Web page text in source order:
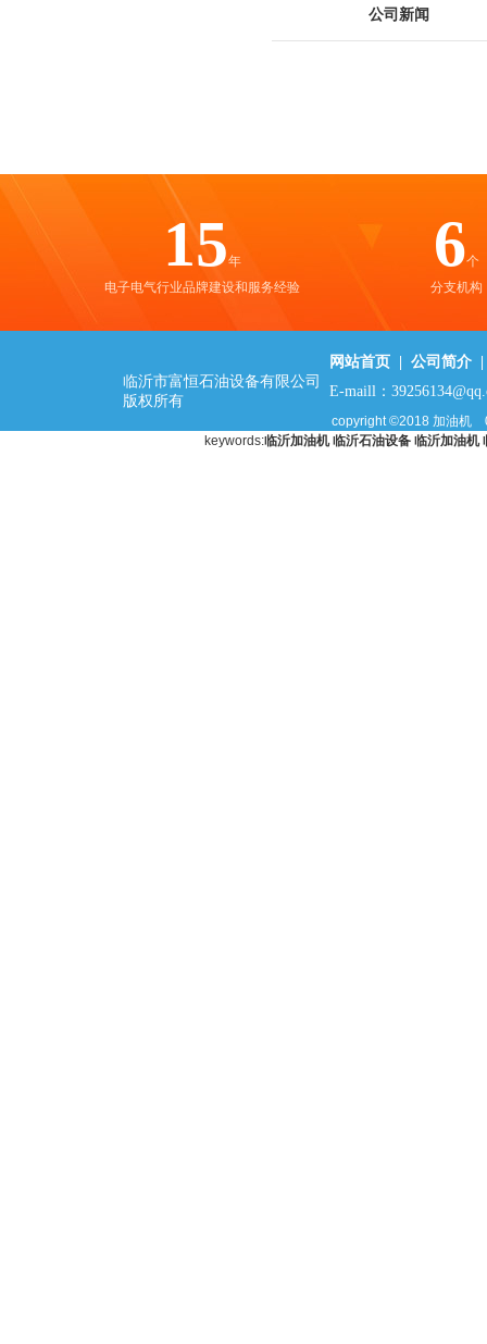
公司新闻
15年
电子电气行业品牌建设和服务经验
6个
分支机构
网站首页| 公司简介|
临沂市富恒石油设备有限公司
版权所有
E-maill：
copyright ©2018 加油机
keywords:临沂加油机 临沂石油设备 临沂加油机